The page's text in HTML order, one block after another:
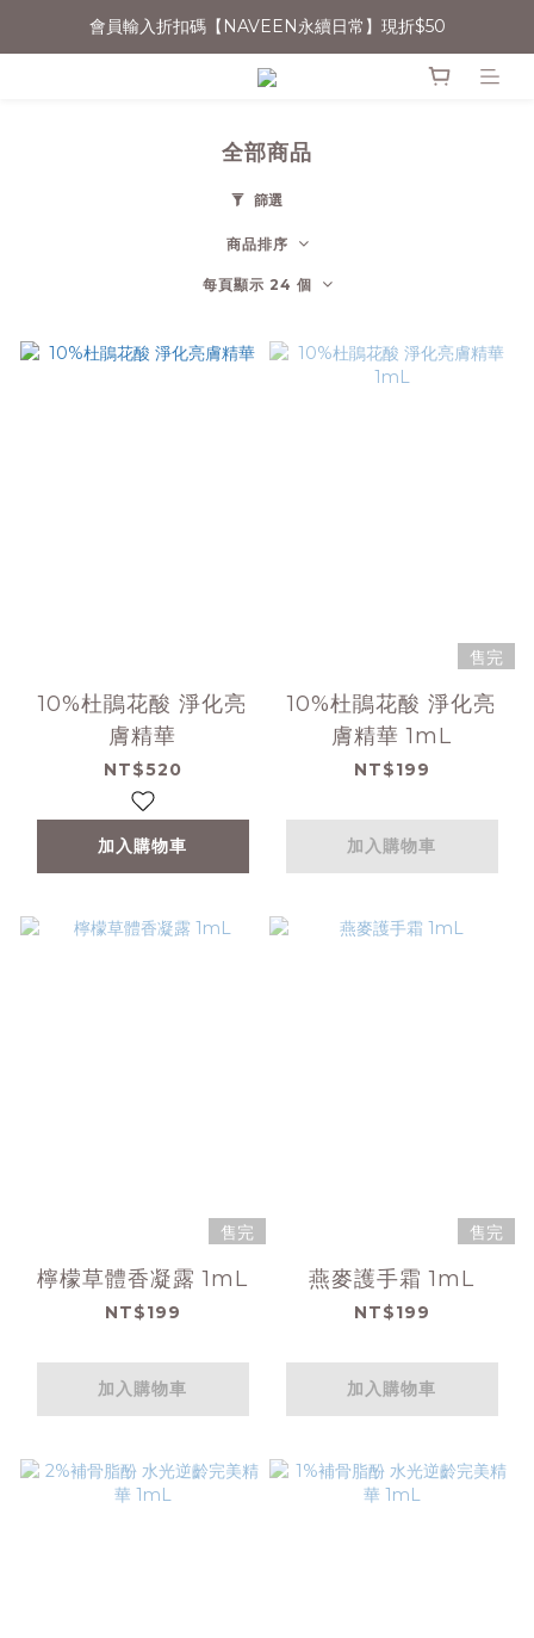
消費滿$1500宅配免運
會員輸入折扣碼【NAVEEN永續日常】現折$50
無法登入會員者，可嘗試清除Cookie或用無痕網頁開啟操作
全部商品
篩選
商品排序
每頁顯示 24 個
10%杜鵑花酸 淨化亮
膚精華
NT$520
加入購物車
售完
10%杜鵑花酸 淨化亮
膚精華 1mL
NT$199
加入購物車
售完
檸檬草體香凝露 1mL
NT$199
加入購物車
售完
燕麥護手霜 1mL
NT$199
加入購物車